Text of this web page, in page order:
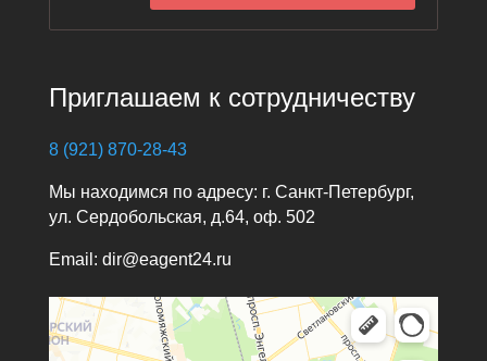
Приглашаем к сотрудничеству
8 (921) 870-28-43
Мы находимся по адресу: г. Санкт-Петербург,
ул. Сердобольская, д.64, оф. 502
Email: dir@eagent24.ru